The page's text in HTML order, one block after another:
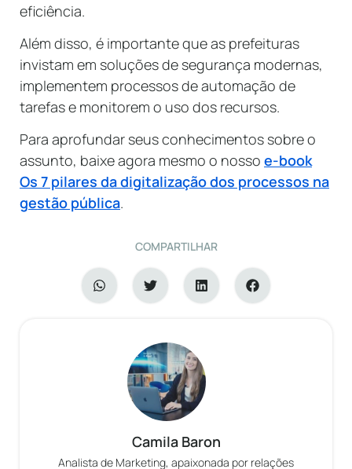
eficiência.
Além disso, é importantequeas prefeituras
invistam em soluçõesde segurança modernas,
implementem processosdeautomação de
tarefase monitorem o uso dos recursos.
Para aprofundar seus conhecimentos sobre o
assunto, baixe agora mesmo o nosso e-book
Os 7 pilares da digitalização dos processos na
gestão pública.
COMPARTILHAR
Camila Baron
Analista de Marketing, apaixonada por relações